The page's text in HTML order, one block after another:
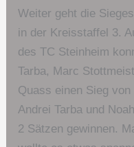
Weiter geht die
in der Kreisstaffel 3.
des TC Steinheim
Tarba, Marc
Quass einen Sieg
Andrei Tarba und
2 Sätzen gewinnen.